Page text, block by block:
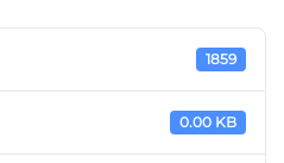
1859
0.00 KB